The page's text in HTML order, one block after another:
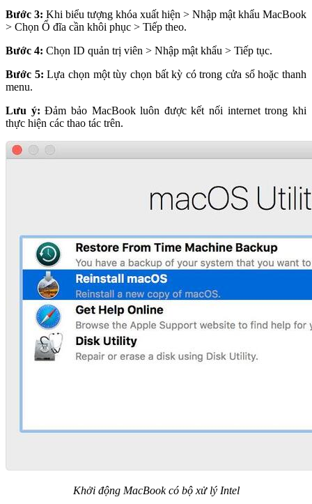
Bước 3: Khi biểu tượng khóa xuất hiện > Nhập mật khẩu MacBook
> Chọn Ổ đĩa cần khôi phục > Tiếp theo.
Bước 4: Chọn ID quản trị viên > Nhập mật khẩu > Tiếp tục.
Bước 5: Lựa chọn một tùy chọn bất kỳ có trong cửa sổ hoặc thanh
menu.
Lưu ý: Đảm bảo MacBook luôn được kết nối internet trong khi
thực hiện các thao tác trên.
Khởi động MacBook có bộ xử lý Intel